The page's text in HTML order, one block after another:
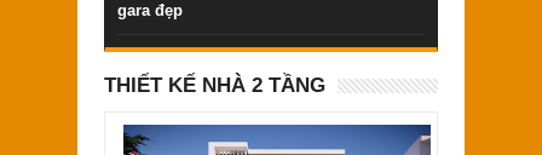
gara đẹp
THIẾT KẾ NHÀ 2 TẦNG